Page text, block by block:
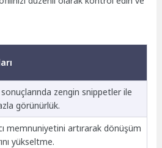
zengin snippetler ile
görünürlük.
memnuniyetini artırarak dönüşüm
yükseltme.